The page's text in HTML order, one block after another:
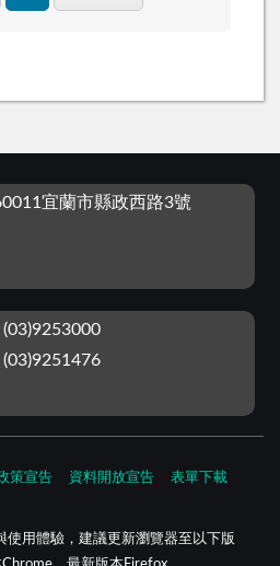
宜蘭市縣政西路3號
策宣告 資料開放宣告 表單下載
使用體驗，建議更新瀏覽器至以下版